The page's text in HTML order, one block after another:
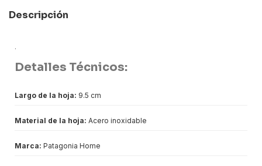
Descripción
.
Detalles Técnicos:
Largo de la hoja: 9.5 cm
Material de la hoja: Acero inoxidable
Marca: Patagonia Home